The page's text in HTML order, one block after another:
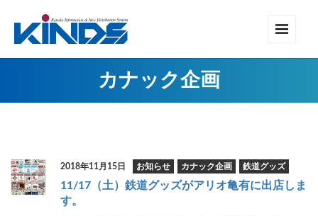
カナック企画
2018年11月15日 お知らせ カナック企画 鉄道グッズ
11/17（土）鉄道グッズがアリオ亀有に出店しま
す。